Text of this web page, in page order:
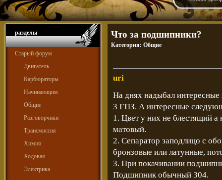
разделы
Старый форум
Двигатель
Карбюраторы
Начинающим
Общие
Разговорчики
Трансмиссия
Химия
Ходовая
Электрика
Что за подшипники?
Категория: Общие
uri
На днях надыбал
3 ГПЗ. А интересные
1. Цвет у них не блестящий
матовый.
2. Сепаратор заподлицо с
бронзовые или латунные,
3. При покачивании
Подшипник обычный 304.